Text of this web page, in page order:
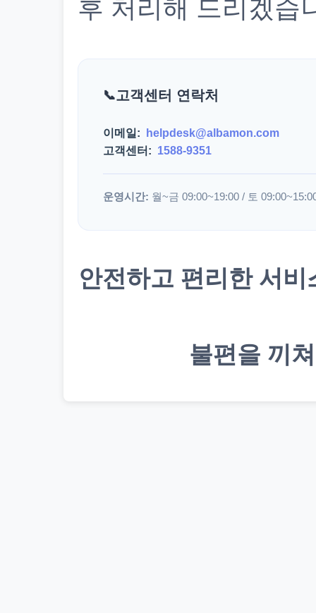
후 처리해 드리겠습
고객센터 연락처
이메일:
helpdesk@albamon.com
고객센터: 1588-9351
운영시간: 월~금 09:00~19:00 / 토
안전하고 편리한 서
불편을 끼